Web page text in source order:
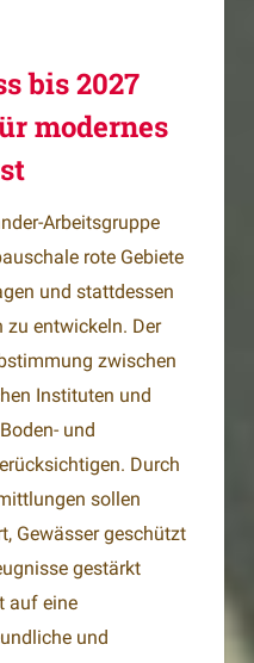
bis 2027
modernes
Arbeitsgruppe
rote Gebiete
und stattdessen
zu entwickeln. Der
zwischen
Instituten und
und
Durch
sollen
Gewässer geschützt
gestärkt
auf eine
und